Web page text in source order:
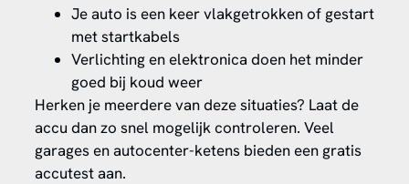
Je auto is een keer vlakgetrokken of gestart
met startkabels
Verlichting en elektronica doen het minder
goed bij koud weer
Herken je meerdere van deze situaties? Laat de
accu dan zo snel mogelijk controleren. Veel
garages en autocenter-ketens bieden een gratis
accutest aan.